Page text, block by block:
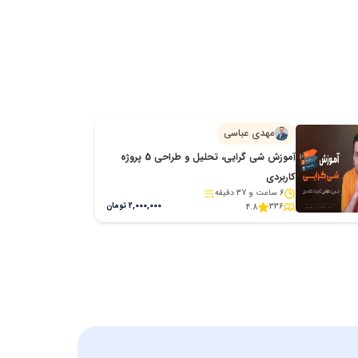
مهدی عباسی
آموزش شی گرایی، تحلیل و طراحی 5 پروژه
کاربردی
6 ساعت و 37 دقیقه
336
4.8
2,000,000 تومان